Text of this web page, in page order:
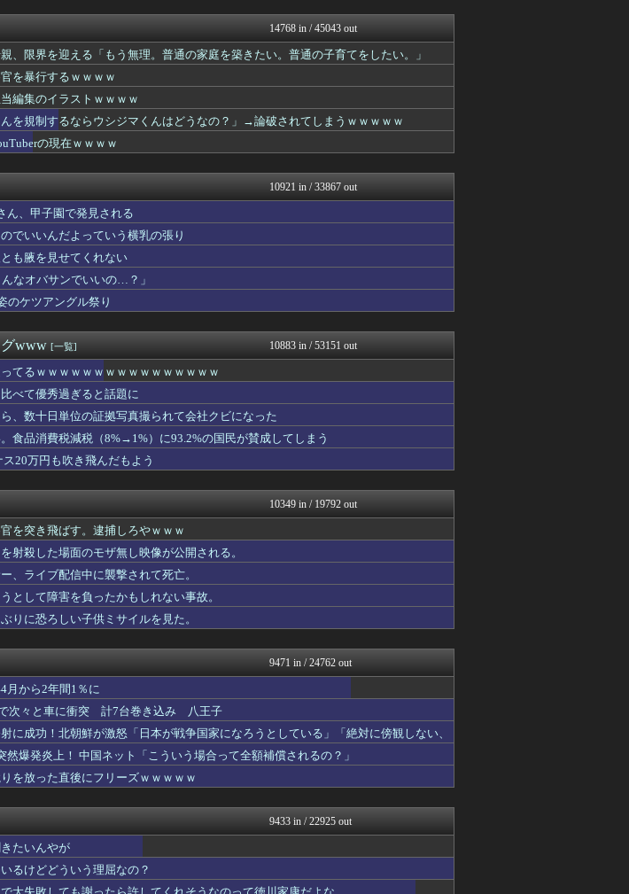
衝撃体験！アンビリバボー｜...
喪女リカ喪女ルカ┃鬼女・生...
て行こうとするので「そんな安...
喪女リカ喪女ルカ┃鬼女・生...
んでもないペースで勝ち始...
っているらしい
ゴールデンタイムズ
下させるために必要な緑茶の量←「...
海外さんいらっしゃい 海外...
トｗｗｗｗ
は見たことある？」→「何これめち...
海外の反応リサーチ
ゲーム魔人
ト 就職難に苦しむ韓国の若者が日...
まとめたニュース
兆円､UAEが投資
いたｗｗｗｗハンターハン...
理由、誰にも分からない・・・
VIPPER速報
ｗｗｗｗｗ
キニ速
ｗｗｗｗｗｗｗｗｗｗｗｗｗｗｗ...
オのストーリー部門、前年同期比...
www
じわ速 芸能ニュースまとめ
46】
坂道情報通～乃木坂46まと...
鬼女まとめ速報 -修羅場・...
。私「連絡くらいしろ」子「はい...
ると思う…
ガンダムブログ（情報戦仕様...
喪女リカ喪女ルカ┃鬼女・生...
奥様は鬼女-DQN返しまと...
るｗｗｗｗｗ
親が煙に巻かれながら助けてと叫ん...
喪女リカ喪女ルカ┃鬼女・生...
で5球しか投げられていなか...
なんじぇいスタジアム＠なん...
ｗｗｗｗｗｗ
なんJ PRIDE
だろ…」→子供の名付けを巡って夫...
鬼女の宅配便 - 修羅場・...
ったイ・チョンスに「手を切り落...
しい」【タイ人の反応】
フィルダースチョイス
←1番に置いた方...
広島東洋カープまとめブログ...
万の土地」を購入。こじれた二...
過去作を振り返っても作風が読め...
ント達が次々とアジアの国々へ移...
NEWSまとめもりー｜2c...
しくディスクアッパーさん達から... パチンコ・パチスロ.com
14768 in / 45043 out
、限界を迎える「もう無理。普通の家庭を築きたい。普通の子育てをしたい。」
を暴行するｗｗｗｗ
編集のイラストｗｗｗｗ
んを規制するならウシジマくんはどうなの？」→論破されてしまうｗｗｗｗｗ
の現在ｗｗｗｗ
10921 in / 33867 out
ん、甲子園で発見される
でいいんだよっていう横乳の張り
も腋を見せてくれない
なオバサンでいいの…？」
のケツアングル祭り
www [一覧] 10883 in / 53151 out
てるｗｗｗｗｗｗｗｗｗｗｗｗｗｗｗｗ
べて優秀過ぎると話題に
、数十日単位の証拠写真撮られて会社クビになった
食品消費税減税（8%→1%）に93.2%の国民が賛成してしまう
20万円も吹き飛んだもよう
10349 in / 19792 out
を突き飛ばす。逮捕しろやｗｗｗ
射殺した場面のモザ無し映像が公開される。
、ライブ配信中に襲撃されて死亡。
として障害を負ったかもしれない事故。
りに恐ろしい子供ミサイルを見た。
9471 in / 24762 out
月から2年間1％に
次々と車に衝突 計7台巻き込み 八王子
に成功！北朝鮮が激怒「日本が戦争国家になろうとしている」「絶対に傍観しない、
爆発炎上！ 中国ネット「こういう場合って全額補償されるの？」
を放った直後にフリーズｗｗｗｗｗ
9433 in / 22925 out
たいんやが
るけどどういう理屈なの？